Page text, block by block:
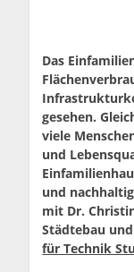
Das
gesehen.
viele
und
und
mit Dr.
Städtebau
für Technik